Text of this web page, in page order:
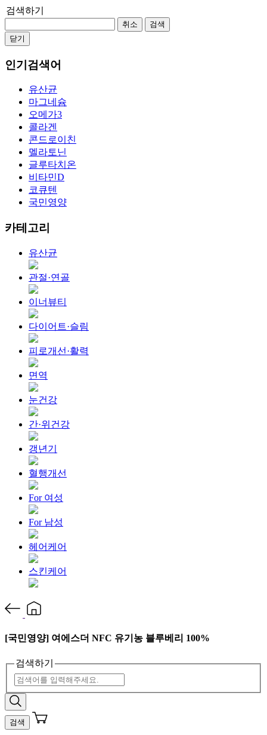
검색하기
취소
검색
닫기
인기검색어
유산균
마그네슘
오메가3
콜라겐
콘드로이친
멜라토닌
글루타치온
비타민D
코큐텐
국민영양
카테고리
유산균
관절·연골
이너뷰티
다이어트·슬림
피로개선·활력
면역
눈건강
간·위건강
갱년기
혈행개선
For 여성
For 남성
헤어케어
스킨케어
[국민영양] 여에스더 NFC 유기농 블루베리 100%
검색하기
검색